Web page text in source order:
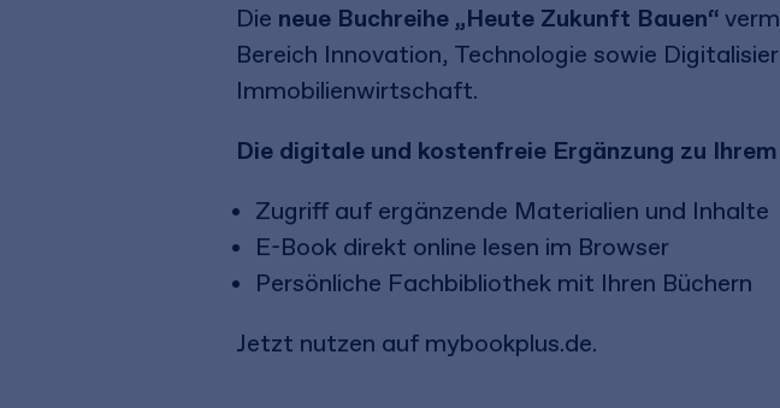
Die neue Buchreihe „Heute Zukunft Bauen“
Bereich Innovation, Technologie sowie
Immobilienwirtschaft.
Die digitale und kostenfreie Ergänzung zu
Zugriff auf ergänzende Materialien und Inhalte
E-Book direkt online lesen im Browser
Persönliche Fachbibliothek mit Ihren Büchern
Jetzt nutzen auf mybookplus.de.